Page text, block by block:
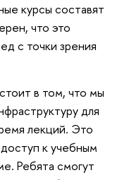
курсы составят
что это
с точки зрения
в том, что мы
для
лекций. Это
к учебным
Ребята смогут